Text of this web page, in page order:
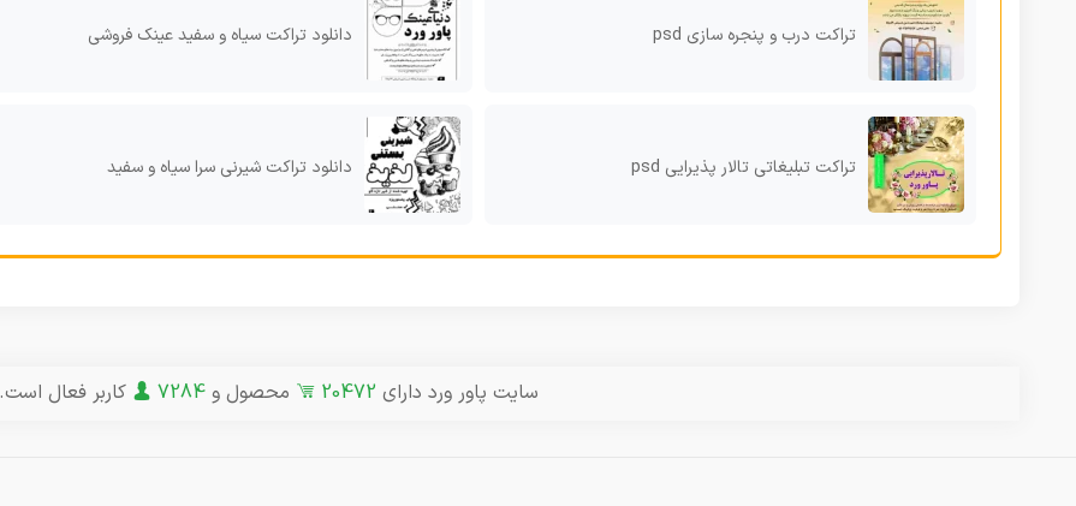
تراکت درب و پنجره سازی psd دانلود تراکت سیاه و سفید عینک فروشی
تراکت تبلیغاتی تالار پذیرایی psd دانلود تراکت شیرنی سرا سیاه و سفید
سایت پاور ورد دارای 20472 محصول و7284 کاربر فعال است.